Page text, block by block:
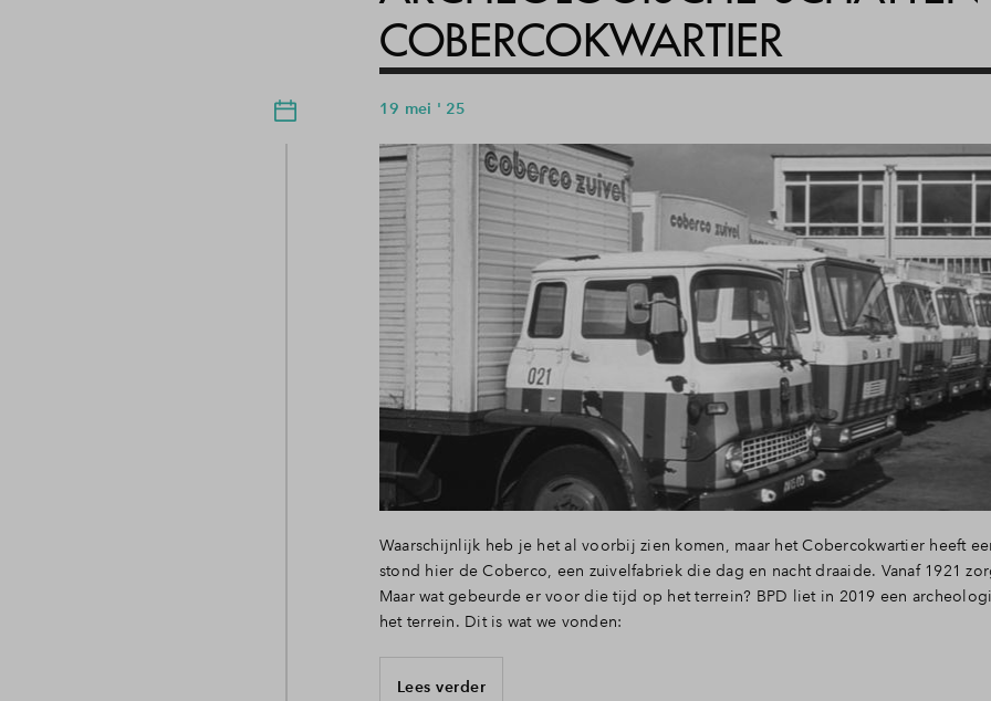
COBERCOKWARTIER
19 mei ' 25
Waarschijnlijk heb je het al voorbij zien komen, maar het Cobercokwartier heeft
stond hier de Coberco, een zuivelfabriek die dag en nacht draaide. Vanaf 1921
Maar wat gebeurde er voor die tijd op het terrein? BPD liet in 2019 een
het terrein. Dit is wat we vonden:
Lees verder